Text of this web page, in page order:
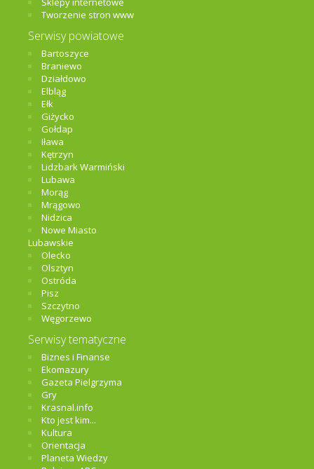
Tworzenie stron www
Serwisy powiatowe
Bartoszyce
Braniewo
Działdowo
Elbląg
Ełk
Giżycko
Gołdap
Iława
Kętrzyn
Lidzbark Warmiński
Lubawa
Morąg
Mrągowo
Nidzica
Nowe Miasto
Lubawskie
Olecko
Olsztyn
Ostróda
Pisz
Szczytno
Węgorzewo
Serwisy tematyczne
Biznes i Finanse
Ekomazury
Gazeta Pielgrzyma
Gry
Krasnal.info
Kto jest kim...
Kultura
Orientacja
Planeta Wiedzy